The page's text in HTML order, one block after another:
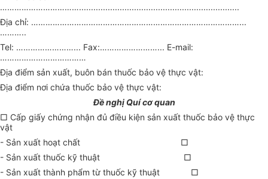
……………………………...................................................................
Địa chỉ: ……………………………………………………………………………...
………..
Tel: ……………………... Fax:……………………... E-mail:
………………………………
Địa điểm sản xuất, buôn bán thuốc bảo vệ thực vật:
Địa điểm nơi chứa thuốc bảo vệ thực vật:
Đề nghị Quí cơ quan
□ Cấp giấy chứng nhận đủ điều kiện sản xuất thuốc bảo vệ thực
vật
- Sản xuất hoạt chất □
- Sản xuất thuốc kỹ thuật □
- Sản xuất thành phẩm từ thuốc kỹ thuật
□